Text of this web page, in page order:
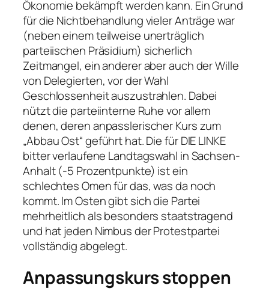
Ökonomie bekämpft werden kann. Ein Grund
für die Nichtbehandlung vieler Anträge war
(neben einem teilweise unerträglich
parteiischen Präsidium) sicherlich
Zeitmangel, ein anderer aber auch der Wille
von Delegierten, vor der Wahl
Geschlossenheit auszustrahlen. Dabei
nützt die parteiinterne Ruhe vor allem
denen, deren anpasslerischer Kurs zum
„Abbau Ost“ geführt hat. Die für DIE LINKE
bitter verlaufene Landtagswahl in Sachsen-
Anhalt (-5 Prozentpunkte) ist ein
schlechtes Omen für das, was da noch
kommt. Im Osten gibt sich die Partei
mehrheitlich als besonders staatstragend
und hat jeden Nimbus der Protestpartei
vollständig abgelegt.
Anpassungskurs stoppen